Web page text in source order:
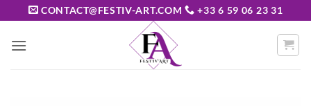
Passer
au
contenu
CONTACT@FESTIV-ART.COM +33 6 59 06 23 31